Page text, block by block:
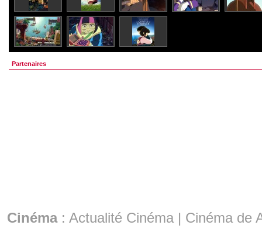
Partenaires
Cinéma: Actualité Cinéma | Cinéma de